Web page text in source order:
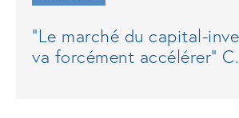
"Le marché du capital-
va forcément accélérer"